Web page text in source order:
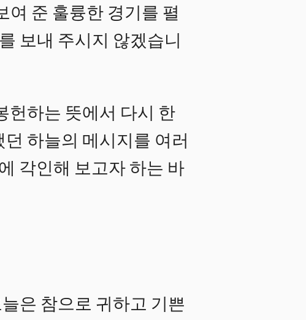
여 준 훌륭한 경기를 펼
보내 주시지 않겠습니
헌하는 뜻에서 다시 한
던 하늘의 메시지를 여러
각인해 보고자 하는 바
은 참으로 귀하고 기쁜